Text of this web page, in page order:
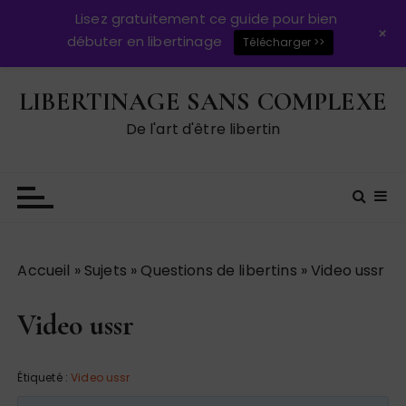
LIBERTINAGE SANS COMPLEXE
De l'art d'être libertin
Accueil » Sujets » Questions de libertins »Video ussr
Video ussr
Étiqueté :Video ussr
Lisez gratuitement ce guide pour bien
débuter en libertinage
Télécharger >> +